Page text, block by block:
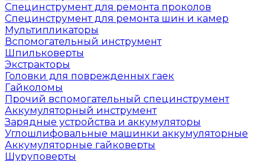
Специнструмент для ремонта проколов
Специнструмент для ремонта шин и камер
Мультипликаторы
Вспомогательный инструмент
Шпильковерты
Экстракторы
Головки для поврежденных гаек
Гайколомы
Прочий вспомогательный специнструмент
Аккумуляторный инструмент
Зарядные устройства и аккумуляторы
Углошлифовальные машинки аккумуляторные
Аккумуляторные гайковерты
Шуруповерты